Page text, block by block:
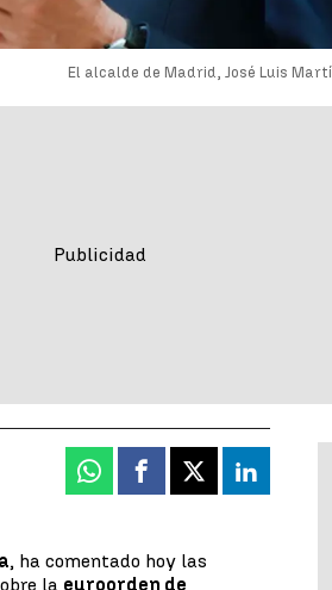
El alcalde de Madrid, José Luis
Whatsapp
Facebook
X Linkedin
, ha comentado hoy las
la euroorden de